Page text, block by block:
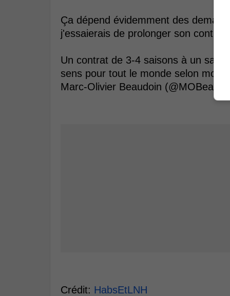
Ça dépend évidemment des
j'essaierais de prolonger son contrat
Un contrat de 3-4 saisons à un
sens pour tout le monde selon moi!
Marc-Olivier Beaudoin
Crédit: HabsEtLNH